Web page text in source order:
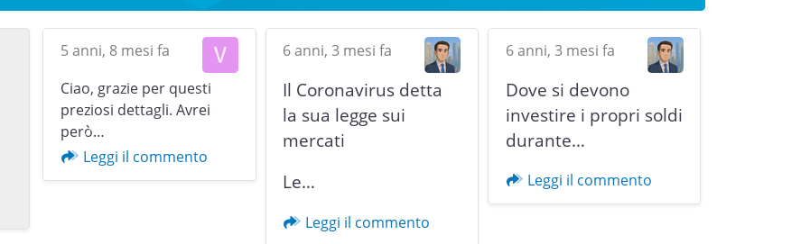
5 anni, 8 mesi fa
Ciao, grazie per questi
preziosi dettagli. Avrei
però…
Leggi il commento
6 anni, 3 mesi fa
Il Coronavirus detta
la sua legge sui
mercati
Le…
Leggi il commento
6 anni, 3 mesi fa
Dove si devono
investire i propri soldi
durante…
Leggi il commento
Previous